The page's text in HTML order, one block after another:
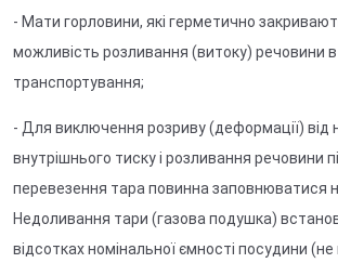
- Мати горловини, які герметично
можливість розливання (витоку) речовини в
транспортування;
- Для виключення розриву (деформації) від
внутрішнього тиску і розливання речовини
перевезення тара повинна заповнюватися
Недоливання тари (газова подушка)
відсотках номінальної ємності посудини